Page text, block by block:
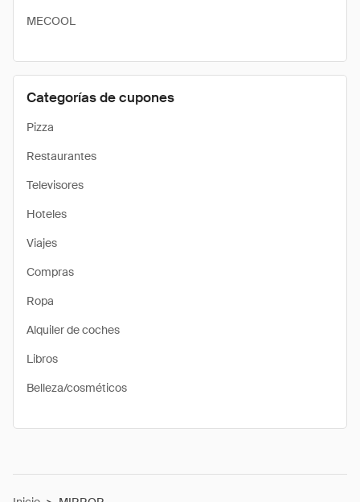
MECOOL
Categorías de cupones
Pizza
Restaurantes
Televisores
Hoteles
Viajes
Compras
Ropa
Alquiler de coches
Libros
Belleza/cosméticos